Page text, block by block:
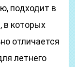
подходит в
в которых
отличается
летнего